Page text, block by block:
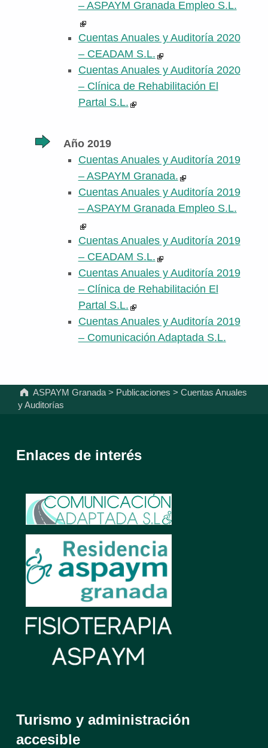
– ASPAYM Granada Empleo S.L.
Cuentas Anuales y Auditoría 2020
– CEADAM S.L.
Cuentas Anuales y Auditoría 2020
– Clínica de Rehabilitación El
Partal S.L.
Año 2019
Cuentas Anuales y Auditoría 2019
– ASPAYM Granada.
Cuentas Anuales y Auditoría 2019
– ASPAYM Granada Empleo S.L.
Cuentas Anuales y Auditoría 2019
– CEADAM S.L.
Cuentas Anuales y Auditoría 2019
– Clínica de Rehabilitación El
Partal S.L.
Cuentas Anuales y Auditoría 2019
– Comunicación Adaptada S.L.
ASPAYM Granada> Publicaciones >Cuentas Anuales
y Auditorías
Enlaces de interés
Turismo y administración
accesible